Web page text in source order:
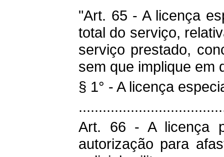
"Art. 65 - A licença
total do serviço,
serviço prestado,
sem que implique em
§ 1° - A licença
Art. 66 - A licença
autorização para